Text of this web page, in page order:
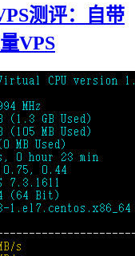
测评：自带
VPS